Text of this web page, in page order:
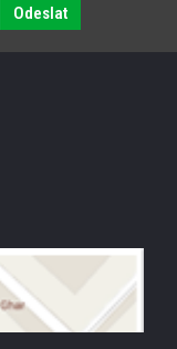
Odeslat